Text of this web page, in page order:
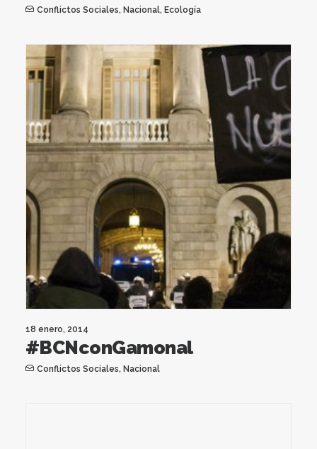
Conflictos Sociales, Nacional, Ecología
18 enero, 2014
#BCNconGamonal
Conflictos Sociales, Nacional